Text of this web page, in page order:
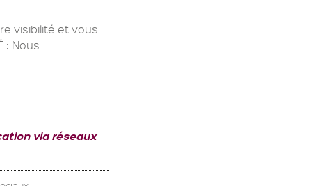
visibilité et vous
: Nous
via réseaux